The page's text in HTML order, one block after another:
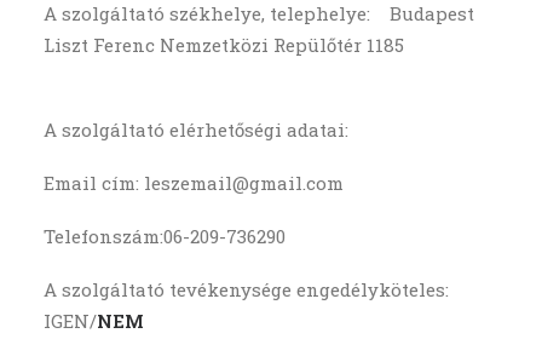
A szolgáltató székhelye, telephelye:
Budapest
Liszt Ferenc Nemzetközi Repülőtér 1185
A szolgáltató elérhetőségi adatai:
Email cím: leszemail@gmail.com
Telefonszám:06-209-736290
A szolgáltató tevékenysége engedélyköteles:
IGEN/NEM